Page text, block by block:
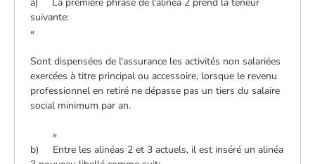
suivante:
«
Sont dispensées de l'assurance les activités non salariées
exercées à titre principal ou accessoire, lorsque le revenu
professionnel en retiré ne dépasse pas un tiers du salaire
social minimum par an.
»
b) Entre les alinéas 2 et 3 actuels, il est inséré un alinéa